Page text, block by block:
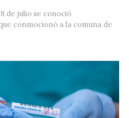
de julio se conoció
conmocionó a la comuna de